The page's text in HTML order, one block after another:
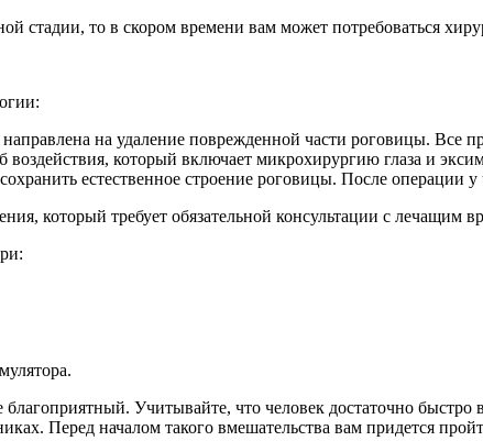
стадии, то в скором времени вам может потребоваться
на удаление поврежденной части роговицы. Все
который включает микрохирургию глаза и
естественное строение роговицы. После операции у
который требует обязательной консультации с лечащим
Учитывайте, что человек достаточно быстро
Перед началом такого вмешательства вам придется